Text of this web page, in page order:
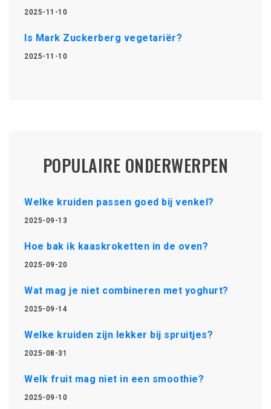
2025-11-10
Is Mark Zuckerberg vegetariër?
2025-11-10
POPULAIRE ONDERWERPEN
Welke kruiden passen goed bij venkel?
2025-09-13
Hoe bak ik kaaskroketten in de oven?
2025-09-20
Wat mag je niet combineren met yoghurt?
2025-09-14
Welke kruiden zijn lekker bij spruitjes?
2025-08-31
Welk fruit mag niet in een smoothie?
2025-09-10